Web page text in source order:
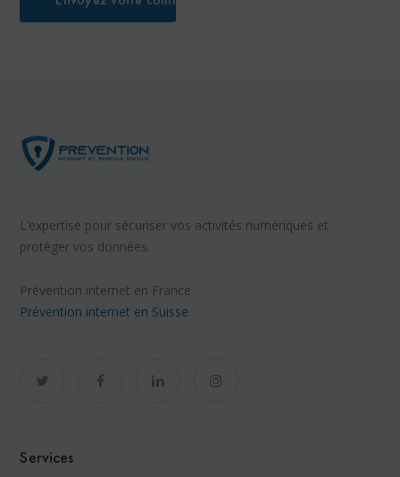
L’expertise pour sécuriser vos activités numériques et
protéger vos données.
Prévention internet en France
Prévention internet en Suisse
Services